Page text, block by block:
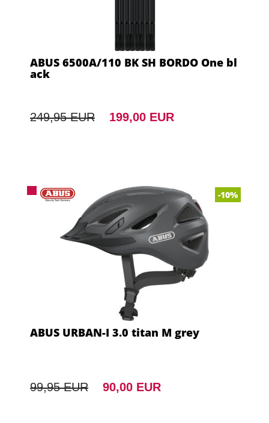
ABUS 6500A/110 BK SH BORDO One bl
ack
249,95 EUR 199,00 EUR
-10%
ABUS URBAN-I 3.0 titan M grey
99,95 EUR 90,00 EUR